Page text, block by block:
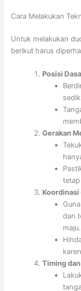
Cara Melakukan
Untuk melakukan
berikut harus
Posisi
Gerakan
Koordinasi
dan
maju.
Timing